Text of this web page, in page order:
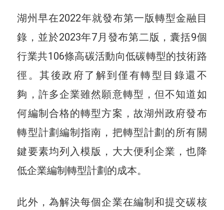
湖州早在2022年就發布第一版轉型金融目
錄，並於2023年7月發布第二版，囊括9個
行業共106條高碳活動向低碳轉型的技術路
徑。其後政府了解到僅有轉型目錄還不
夠，許多企業雖然願意轉型，但不知道如
何編制合格的轉型方案，故湖州政府發布
轉型計劃編制指南，把轉型計劃的所有關
鍵要素均列入模版，大大便利企業，也降
低企業編制轉型計劃的成本。
此外，為解決每個企業在編制和提交碳核